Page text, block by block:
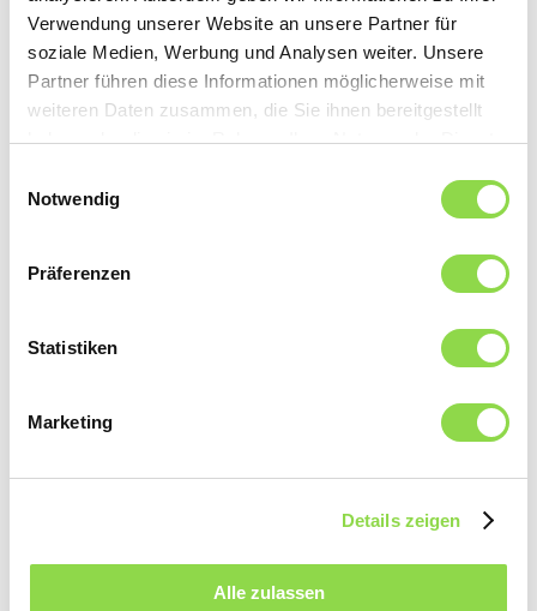
Verwendung unserer Website an unsere Partner für
soziale Medien, Werbung und Analysen weiter. Unsere
Partner führen diese Informationen möglicherweise mit
weiteren Daten zusammen, die Sie ihnen bereitgestellt
haben oder die sie im Rahmen Ihrer Nutzung der Dienste
Notwendig
Präferenzen
Statistiken
Marketing
Details zeigen
Alle zulassen
Technique d’éclairage
Technique solaire / photovoltaïque
Technique du bâtiment